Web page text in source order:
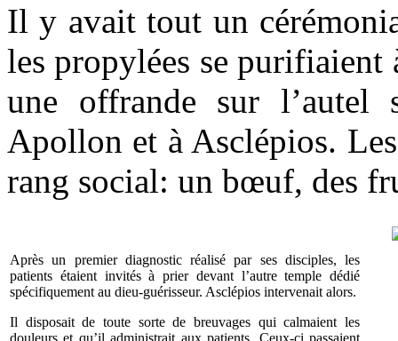
Il y avait tout un
les propylées se purifiaient
une offrande sur l’autel
Apollon et à Asclépios.
rang social: un bœuf, des
Après un premier diagnostic réalisé par ses disciples, les
patients étaient invités à prier devant l’autre temple dédié
spécifiquement au dieu-guérisseur. Asclépios intervenait alors.
Il disposait de toute sorte de breuvages qui calmaient les
douleurs et qu’il administrait aux patients. Ceux-ci passaient